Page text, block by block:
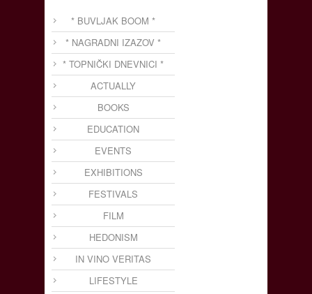
* BUVLJAK BOOM *
* NAGRADNI IZAZOV *
* TOPNIČKI DNEVNICI *
ACTUALLY
BOOKS
EDUCATION
EVENTS
EXHIBITIONS
FESTIVALS
FILM
HEDONISM
IN VINO VERITAS
LIFESTYLE